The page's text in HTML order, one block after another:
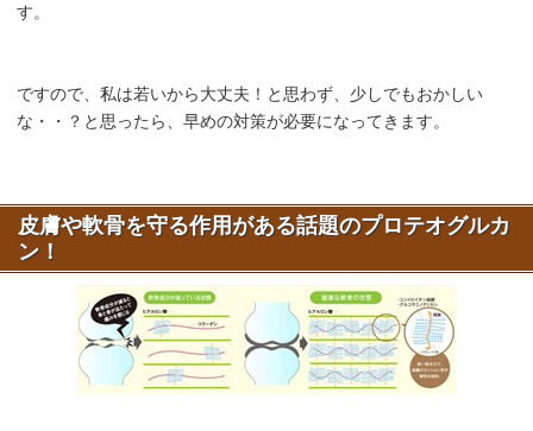
す。
ですので、私は若いから大丈夫！と思わず、少しでもおかしい
な・・？と思ったら、早めの対策が必要になってきます。
皮膚や軟骨を守る作用がある話題のプロテオグルカ
ン！